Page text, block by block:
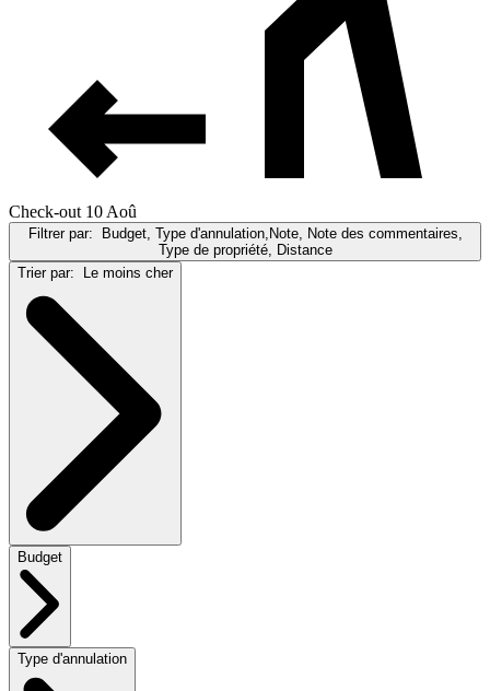
Check-out 10 Aoû
Filtrer par: Budget, Type d'annulation,Note, Note des commentaires,
Type de propriété, Distance
Trier par: Le moins cher
Budget
Type d'annulation